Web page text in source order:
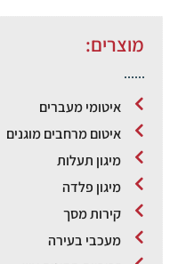
מוצרים:
איטומי מעברים
איטום מרחבים מוגנים
מיגון תעלות
מיגון פלדה
קירות מסך
מעכבי בעירה